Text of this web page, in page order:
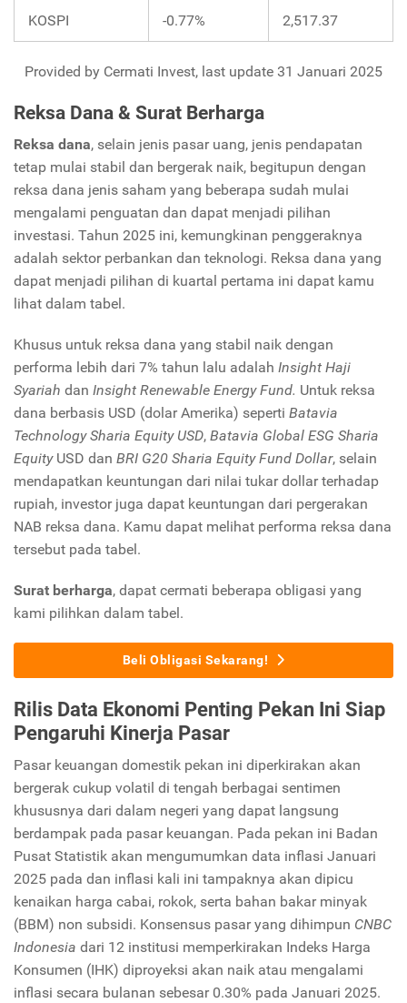
KOSPI -0.77% 2,517.37
Provided by Cermati Invest, last update 31 Januari 2025
Reksa Dana & Surat Berharga
Reksa dana, selain jenis pasar uang, jenis pendapatan
tetap mulai stabil dan bergerak naik, begitupun dengan
reksa dana jenis saham yang beberapa sudah mulai
mengalami penguatan dan dapat menjadi pilihan
investasi. Tahun 2025 ini, kemungkinan penggeraknya
adalah sektor perbankan dan teknologi. Reksa dana yang
dapat menjadi pilihan di kuartal pertama ini dapat kamu
lihat dalam tabel.
Khusus untuk reksa dana yang stabil naik dengan
performa lebih dari 7% tahun lalu adalah Insight Haji
Syariah dan Insight Renewable Energy Fund. Untuk reksa
dana berbasis USD (dolar Amerika) seperti Batavia
Technology Sharia Equity USD, Batavia Global ESG Sharia
EquityUSD dan BRI G20 Sharia Equity Fund Dollar, selain
mendapatkan keuntungan dari nilai tukar dollar terhadap
rupiah, investor juga dapat keuntungan dari pergerakan
NAB reksa dana. Kamu dapat melihat performa reksa dana
tersebut pada tabel.
Surat berharga, dapat cermati beberapa obligasi yang
kami pilihkan dalam tabel.
Beli Obligasi Sekarang!
Rilis Data Ekonomi Penting Pekan Ini Siap
Pengaruhi Kinerja Pasar
Pasar keuangan domestik pekan ini diperkirakan akan
bergerak cukup volatil di tengah berbagai sentimen
khususnya dari dalam negeri yang dapat langsung
berdampak pada pasar keuangan. Pada pekan ini Badan
Pusat Statistik akan mengumumkan data inflasi Januari
2025 pada dan inflasi kali ini tampaknya akan dipicu
kenaikan harga cabai, rokok, serta bahan bakar minyak
(BBM) non subsidi. Konsensus pasar yang dihimpun CNBC
Indonesia dari 12 institusi memperkirakan Indeks Harga
Konsumen (IHK) diproyeksi akan naik atau mengalami
inflasi secara bulanan sebesar 0.30% pada Januari 2025.